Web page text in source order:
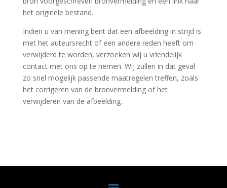
het originele bestand.
Indien u van mening bent dat een afbeelding in strijd is
met het auteursrecht of een andere reden heeft om
verwijderd te worden, verzoeken wij u vriendelijk
contact met ons op te nemen. Wij zullen in dat geval
zo snel mogelijk passende maatregelen treffen, zoals
het corrigeren van de bronvermelding of het
verwijderen van de afbeelding.